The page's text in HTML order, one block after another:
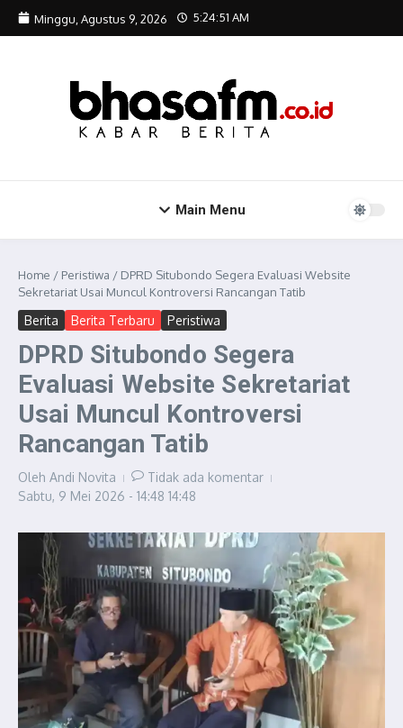
Lewati ke konten
Minggu, Agustus 9, 2026 5:24:52 AM
Main Menu
Home / Peristiwa / DPRD Situbondo Segera Evaluasi Website
Sekretariat Usai Muncul Kontroversi Rancangan Tatib
Berita Berita Terbaru Peristiwa
DPRD Situbondo Segera
Evaluasi Website Sekretariat
Usai Muncul Kontroversi
Rancangan Tatib
Oleh Andi Novita
Tidak ada komentar
Sabtu, 9 Mei 2026 - 14:48 14:48